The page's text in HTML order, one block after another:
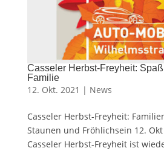
Casseler Herbst-Freyheit:
Familie
12. Okt. 2021 | News
Casseler Herbst-Freyheit:
Staunen und Fröhlichsein 12.
Casseler Herbst-Freyheit ist